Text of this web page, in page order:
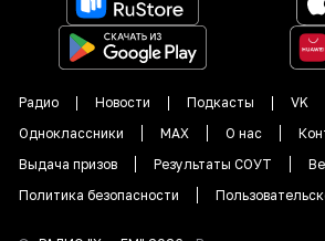
Радио Новости Подкасты
VK
Одноклассники
MAX О нас
Выдача призов
Результаты СОУТ
Политика безопасности